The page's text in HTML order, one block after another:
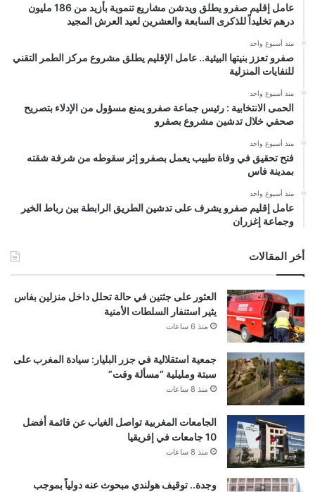
عامل إقليم صفرو يطلق ويدشن مشاريع تنموية بأزيد من 186 مليون
درهم تخليداً للذكرى السابعة والعشرين لعيد العرش المجيد
منذ أسبوع واحد
صفرو تعزز بنيتها البيئية.. عامل الإقليم يطلق مشروع مركز الطمر التقني
للنفايات المنزلية
منذ أسبوع واحد
الحمى الانتخابية : رئيس جماعة صفرو يمنع مسؤول من الإدلاء بتصريح
صحفي خلال تدشين مشروع بصفرو
منذ أسبوع واحد
فتح تحقيق في وفاة طبيب يعمل بصفرو إثر سقوطه من شرفة شقته
بمدينة فاس
منذ أسبوع واحد
عامل إقليم صفرو يشرف على تدشين الطريق الرابطة بين رباط الخير
وجماعة إغزران
أخر المقالات
العثور على جثتين في حالة تحلل داخل منزلين بفاس
يثير استنفار السلطات الأمنية
منذ 6 ساعات
جمعية استقلالية في جزر البليار: سيادة المغرب على
سبتة ومليلية “مسألة وقت”
منذ 8 ساعات
الجامعات المغربية تواصل الغياب عن قائمة أفضل
10 جامعات في إفريقيا
منذ 8 ساعات
وجدة.. توقيف هولندي مبحوث عنه دولياً بموجب